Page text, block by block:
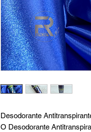
Desodorante
O Desodorante